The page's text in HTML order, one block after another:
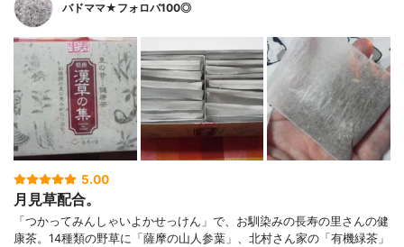
バドママ★フォロバ100◎
5.00
月見草配合。
「つかってみんしゃいよかせっけん」で、お馴染みの長寿の里さんの健
康茶。14種類の野草に「薩摩の山人参葉」、北村さん家の「有機緑茶」